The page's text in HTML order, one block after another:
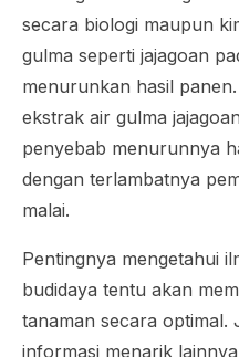
secara biologi maupun
gulma seperti jajagoan
menurunkan hasil
ekstrak air gulma
penyebab menurunnya
dengan terlambatnya
malai.
Pentingnya mengetahui
budidaya tentu akan
tanaman secara optimal.
informasi menarik